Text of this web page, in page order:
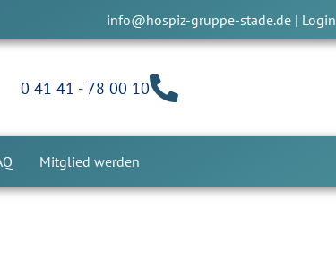
info@hospiz-gruppe-stade.de | Login
0 41 41 - 78 00 10
Mitglied werden